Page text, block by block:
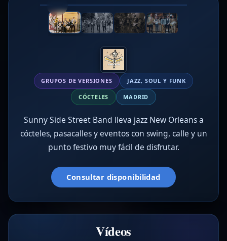
1/4
❯
GRUPOS DE VERSIONES JAZZ, SOUL Y FUNK
CÓCTELES MADRID
Sunny Side Street Band lleva jazz New Orleans a
cócteles, pasacalles y eventos con swing, calle y un
punto festivo muy fácil de disfrutar.
Consultar disponibilidad
Vídeos